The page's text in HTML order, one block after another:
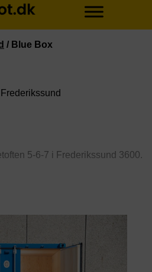
/ Blue Box
Frederikssund
5-6-7 i Frederikssund 3600.